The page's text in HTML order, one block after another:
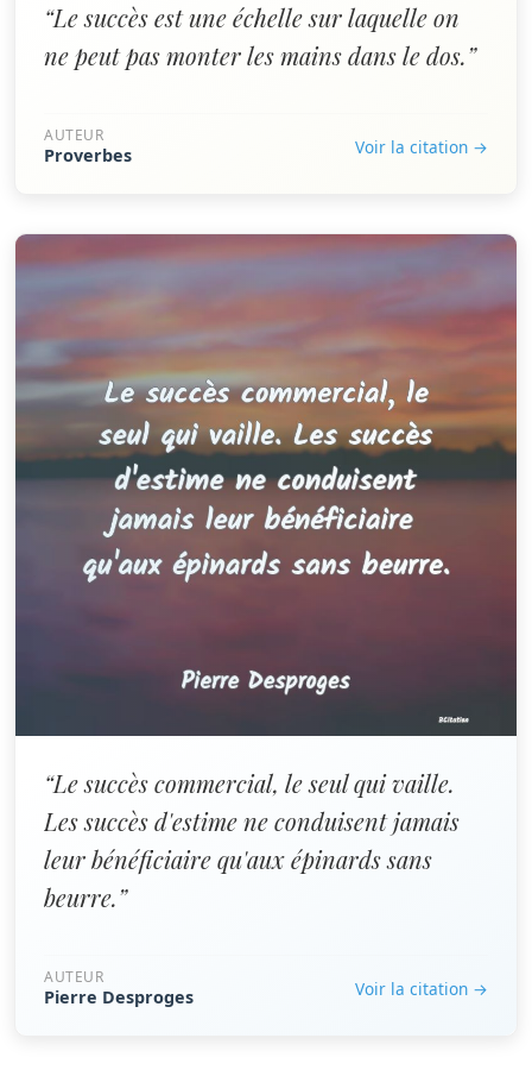
“Le succès est une échelle sur laquelle on
ne peut pas monter les mains dans le dos.”
AUTEUR
Proverbes Voir la citation →
“Le succès commercial, le seul qui vaille.
Les succès d'estime ne conduisent jamais
leur bénéficiaire qu'aux épinards sans
beurre.”
AUTEUR
Pierre Desproges Voir la citation →